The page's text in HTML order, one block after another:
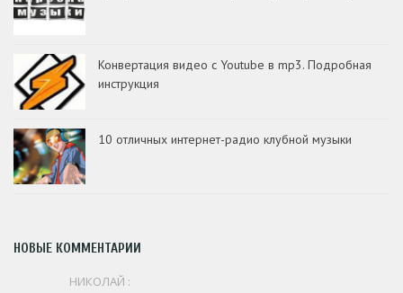
Конвертация видео с Youtube в mp3. Подробная
инструкция
10 отличных интернет-радио клубной музыки
НОВЫЕ КОММЕНТАРИИ
НИКОЛАЙ :